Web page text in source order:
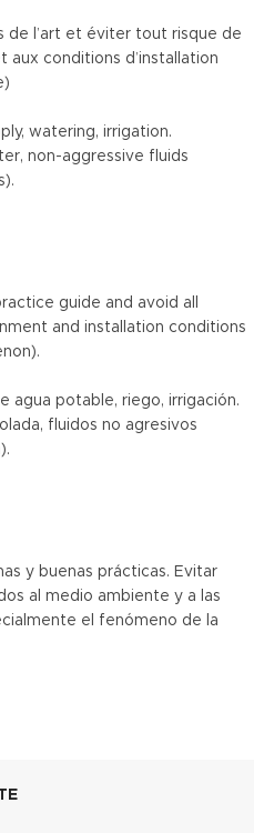
de l’art et éviter tout risque de
aux conditions d’installation
watering, irrigation.
non-aggressive fluids
guide and avoid all
and installation conditions
agua potable, riego, irrigación.
fluidos no agresivos
y buenas prácticas. Evitar
al medio ambiente y a las
el fenómeno de la